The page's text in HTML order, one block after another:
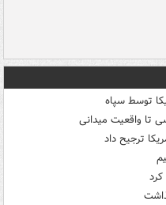
توسط سپاه
تا واقعیت میدانی
ترجیح داد